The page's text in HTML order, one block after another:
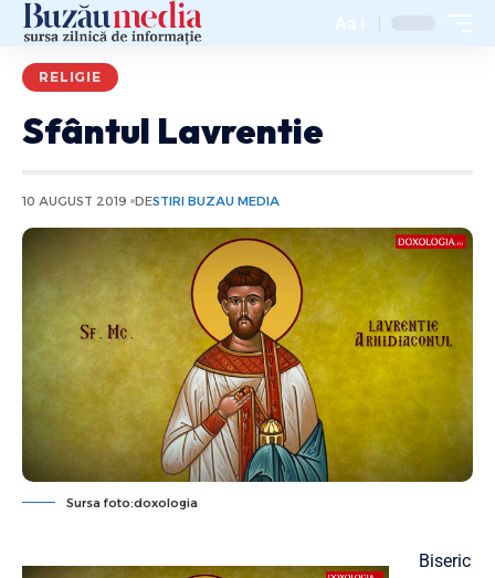
Aa
RELIGIE
Sfântul Lavrentie
10 AUGUST 2019 DESTIRI BUZAU MEDIA
Sursa foto:doxologia
Biseric